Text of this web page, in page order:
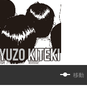
移動